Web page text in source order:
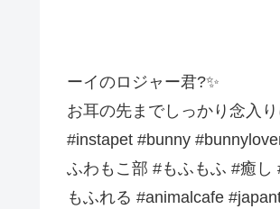
ーイのロジャー君?✨
お耳の先までしっかり念入
#instapet #bunny
ふわもこ部 #もふもふ #癒し
もふれる #animalcafe